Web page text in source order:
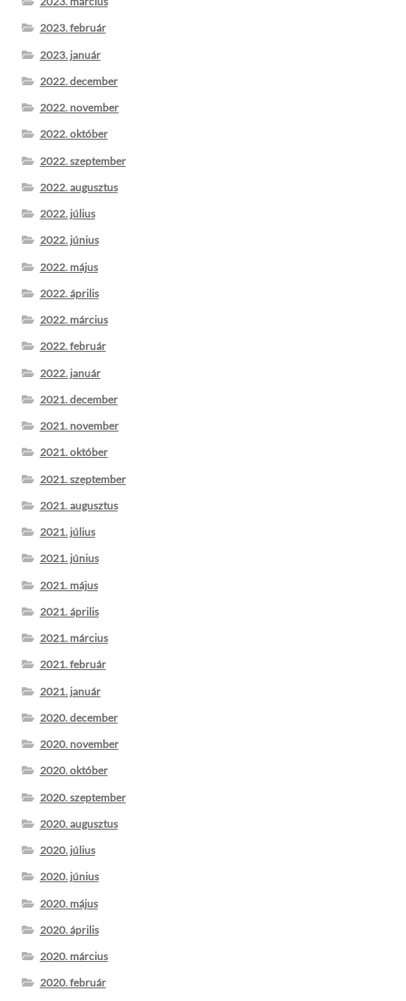
2023. február
2023. január
2022. december
2022. november
2022. október
2022. szeptember
2022. augusztus
2022. július
2022. június
2022. május
2022. április
2022. március
2022. február
2022. január
2021. december
2021. november
2021. október
2021. szeptember
2021. augusztus
2021. július
2021. június
2021. május
2021. április
2021. március
2021. február
2021. január
2020. december
2020. november
2020. október
2020. szeptember
2020. augusztus
2020. július
2020. június
2020. május
2020. április
2020. március
2020. február